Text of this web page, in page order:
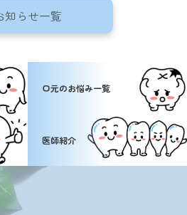
知らせ一覧
口元のお悩み一覧
医師紹介